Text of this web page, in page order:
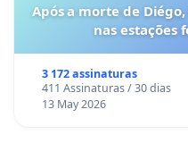
Após a morte de
nas estações
3 172 assinaturas
411 Assinaturas / 30 dias
13 May 2026